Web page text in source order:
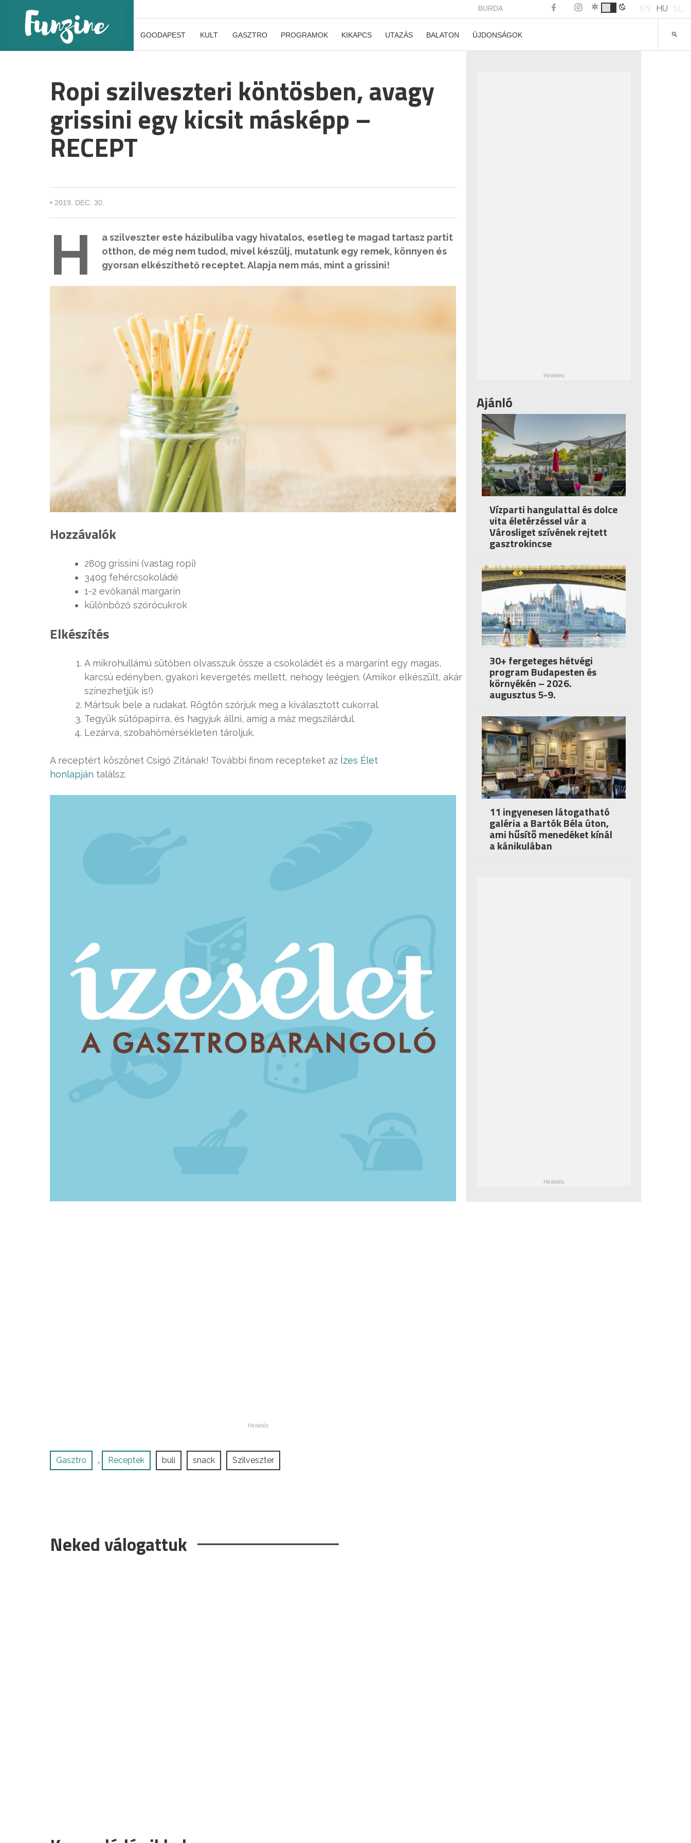
BURDA EN HU SL
GOODAPEST KULT GASZTRO PROGRAMOK KIKAPCS UTAZÁS BALATON ÚJDONSÁGOK
Ropi szilveszteri köntösben, avagy
grissini egy kicsit másképp –
RECEPT
• 2019. DEC. 30.
H
a szilveszter este házibuliba vagy hivatalos, esetleg te magad tartasz partit
otthon, de még nem tudod, mivel készülj, mutatunk egy remek, könnyen és
gyorsan elkészíthető receptet. Alapja nem más, mint a grissini!
Hozzávalók
280g grissini (vastag ropi)
340g fehércsokoládé
1-2 evőkanál margarin
különböző szórócukrok
Elkészítés
A mikrohullámú sütőben olvasszuk össze a csokoládét és a margarint egy magas,
karcsú edényben, gyakori kevergetés mellett, nehogy leégjen. (Amikor elkészült, akár
színezhetjük is!)
Mártsuk bele a rudakat. Rögtön szórjuk meg a kiválasztott cukorral.
Tegyük sütőpapírra, és hagyjuk állni, amíg a máz megszilárdul.
Lezárva, szobahőmérsékleten tároljuk.
A receptért köszönet Csigó Zitának! További finom recepteket az Ízes Élet
honlapján találsz.
Gasztro , Receptek buli snack Szilveszter
Neked válogattuk
Ajánló
Vízparti hangulattal és dolce
vita életérzéssel vár a
Városliget szívének rejtett
gasztrokincse
30+ fergeteges hétvégi
program Budapesten és
környékén – 2026.
augusztus 5-9.
11 ingyenesen látogatható
galéria a Bartók Béla úton,
ami hűsítő menedéket kínál
a kánikulában